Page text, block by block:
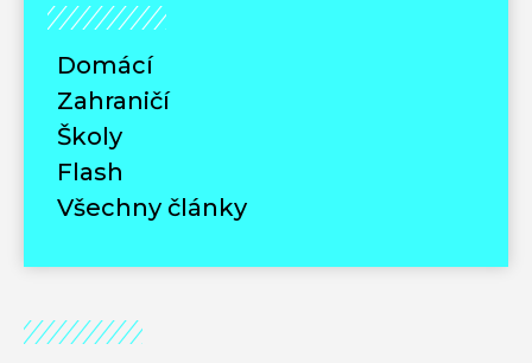
Domácí
Zahraničí
Školy
Flash
Všechny články